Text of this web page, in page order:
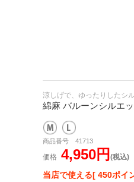
涼しげで、ゆったりしたシ
綿麻 バルーンシルエ
商品番号 41713
価格 4,950円 (税込)
当店で使える[ 450ポイ